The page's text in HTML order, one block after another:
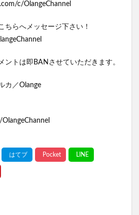
c/OlangeChannel
ちらへメッセージ下さい！
トは即BANさせていただきます。
カ／Olange